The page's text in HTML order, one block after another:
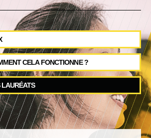
CELA FONCTIONNE ?
LAURÉATS